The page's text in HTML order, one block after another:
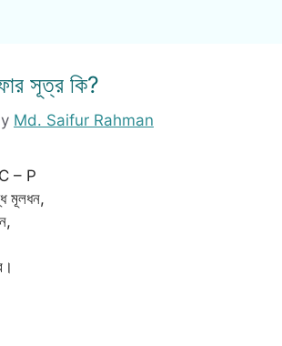
সূত্র কি?
Md. Saifur Rahman
C – P
মূলধন,